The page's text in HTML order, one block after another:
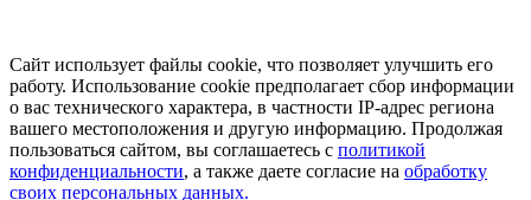
Сайт использует файлы cookie, что позволяет улучшить его
работу. Использование cookie предполагает сбор информации
о вас технического характера, в частности IP-адрес региона
вашего местоположения и другую информацию. Продолжая
пользоваться сайтом, вы соглашаетесь с политикой
конфиденциальности, а также даете согласие на обработку
своих персональных данных.